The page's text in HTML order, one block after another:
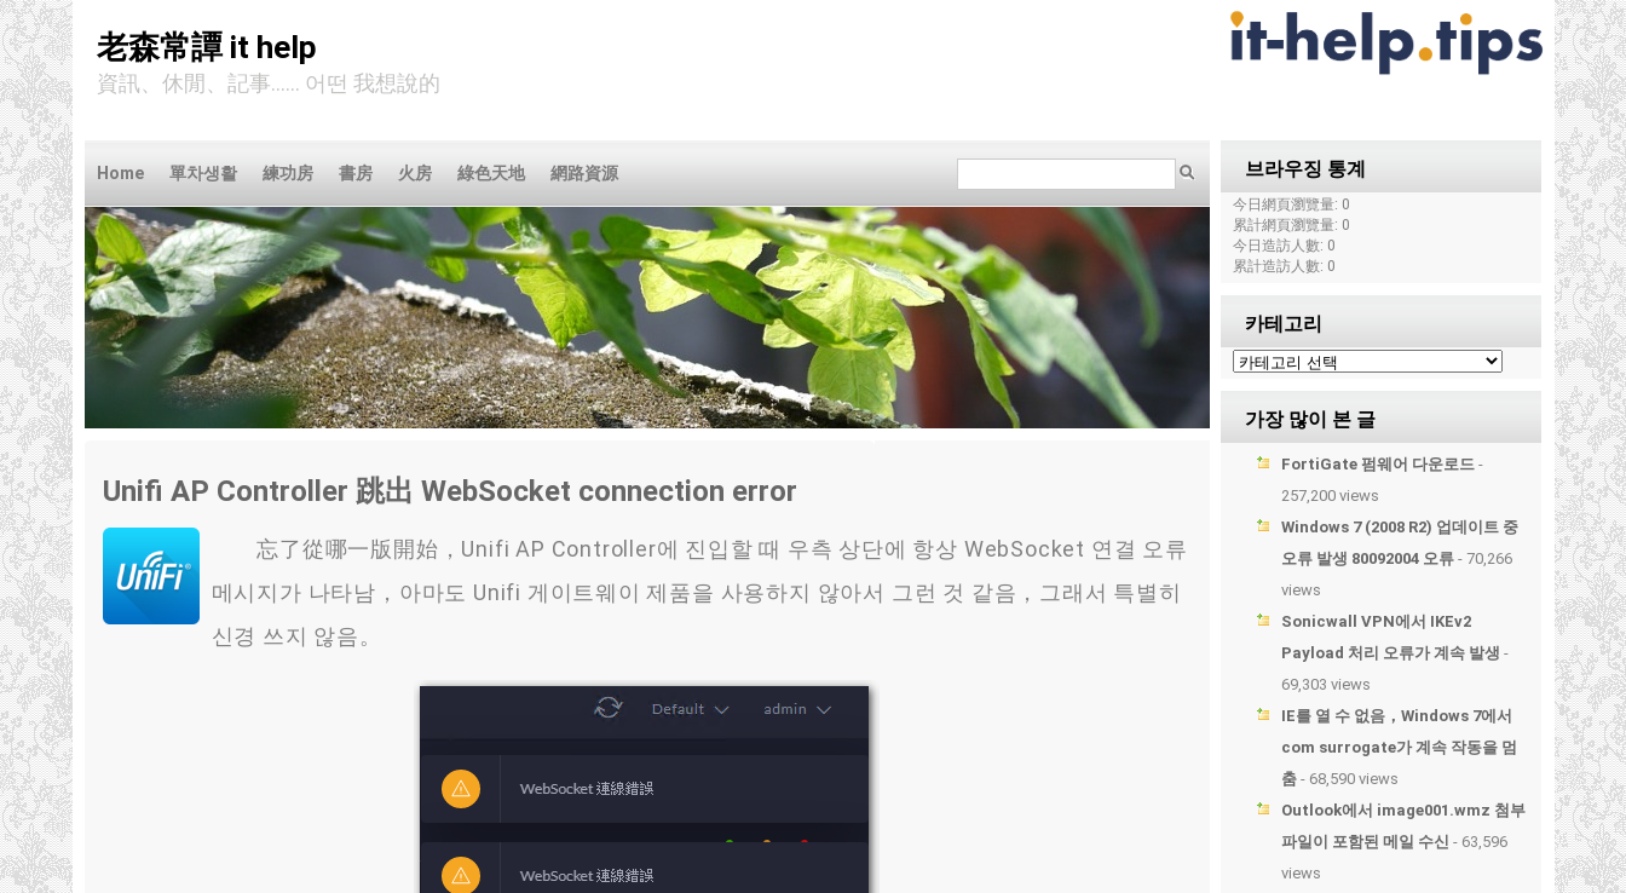
老森常譚 it help
資訊、休閒、記事...... 어떤 我想說的
Home 單차생활 練功房 書房 火房 綠色天地 網路資源
Unifi AP Controller 跳出 WebSocket connection error
忘了從哪一版開始 ，Unifi AP Controller에 진입할 때 우측 상단에 항상 WebSocket 연결 오류
메시지가 나타남，아마도 Unifi 게이트웨이 제품을 사용하지 않아서 그런 것 같음，그래서 특별히
신경 쓰지 않음。
브라우징 통계
今日網頁瀏覽量: 0
累計網頁瀏覽量: 0
今日造訪人數: 0
累計造訪人數: 0
카테고리
가장 많이 본 글
FortiGate 펌웨어 다운로드 -
257,200 views
Windows 7 (2008 R2) 업데이트 중
오류 발생 80092004 오류 - 70,266
views
Sonicwall VPN에서 IKEv2
Payload 처리 오류가 계속 발생 -
69,303 views
IE를 열 수 없음，Windows 7에서
com surrogate가 계속 작동을 멈
춤 - 68,590 views
Outlook에서 image001.wmz 첨부
파일이 포함된 메일 수신 - 63,596
views